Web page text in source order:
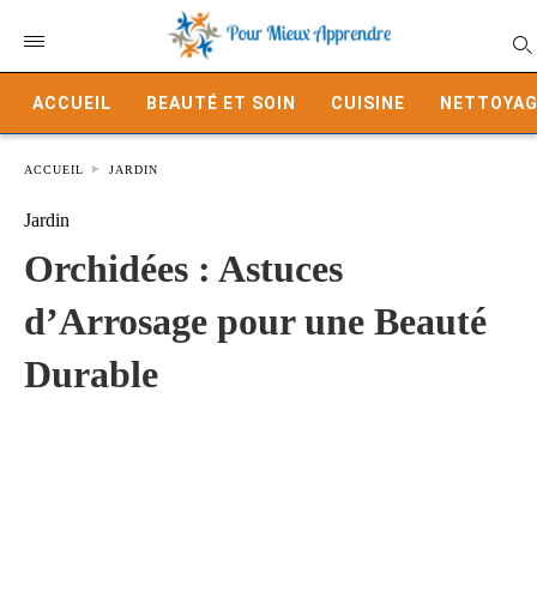
ACCUEIL BEAUTÉ ET SOIN CUISINE
ACCUEIL JARDIN
Jardin
Orchidées : Astuces
d’Arrosage pour une Beauté
Durable